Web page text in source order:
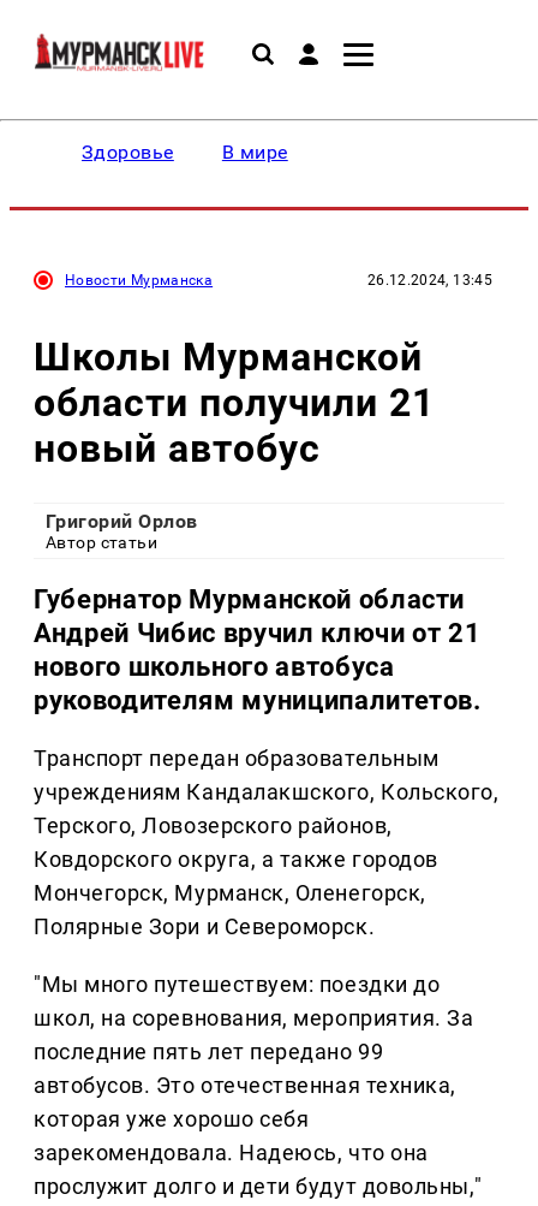
Здоровье В мире
Новости Мурманска 26.12.2024, 13:45
Школы Мурманской
области получили 21
новый автобус
Григорий Орлов
Автор статьи
Губернатор Мурманской области
Андрей Чибис вручил ключи от 21
нового школьного автобуса
руководителям муниципалитетов.
Транспорт передан образовательным
учреждениям Кандалакшского, Кольского,
Терского, Ловозерского районов,
Ковдорского округа, а также городов
Мончегорск, Мурманск, Оленегорск,
Полярные Зори и Североморск.
"Мы много путешествуем: поездки до
школ, на соревнования, мероприятия. За
последние пять лет передано 99
автобусов. Это отечественная техника,
которая уже хорошо себя
зарекомендовала. Надеюсь, что она
прослужит долго и дети будут довольны,"